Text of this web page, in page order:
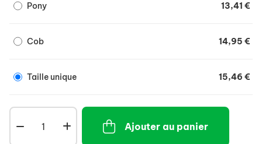
Facile à fixer sur la tête du cheval gr&acirc,ce à
100 % polyamide avec protection UV.
Pony 13,41 €
Cob 14,95 €
Taille unique 15,46 €
Ajouter au panier